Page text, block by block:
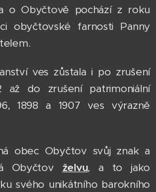
o Obyčtově pochází z roku
obyčtovské farnosti Panny
ves zůstala i po zrušení
až do zrušení patrimoniální
1898 a 1907 ves výrazně
obec Obyčtov svůj znak a
Obyčtov želvu, a to jako
svého unikátního barokního